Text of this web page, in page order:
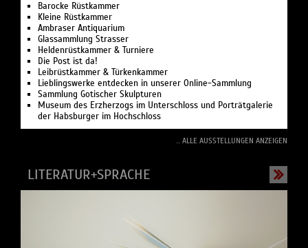
Barocke Rüstkammer
Kleine Rüstkammer
Ambraser Antiquarium
Glassammlung Strasser
Heldenrüstkammer & Turniere
Die Post ist da!
Leibrüstkammer & Türkenkammer
Lieblingswerke entdecken in unserer Online-Sammlung
Sammlung Gotischer Skulpturen
Museum des Erzherzogs im Unterschloss und Porträtgalerie
der Habsburger im Hochschloss
... ALLE AUSSTELLUNGEN ANZEIGEN
LITERATUR+SPRACHE